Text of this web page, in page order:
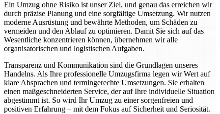
Ein Umzug ohne Risiko ist unser Ziel, und genau das erreichen wir
durch präzise Planung und eine sorgfältige Umsetzung. Wir nutzen
moderne Ausrüstung und bewährte Methoden, um Schäden zu
vermeiden und den Ablauf zu optimieren. Damit Sie sich auf das
Wesentliche konzentrieren können, übernehmen wir alle
organisatorischen und logistischen Aufgaben.
Transparenz und Kommunikation sind die Grundlagen unseres
Handelns. Als Ihre professionelle Umzugsfirma legen wir Wert auf
klare Absprachen und termingerechte Umsetzungen. Sie erhalten
einen maßgeschneiderten Service, der auf Ihre individuelle Situation
abgestimmt ist. So wird Ihr Umzug zu einer sorgenfreien und
positiven Erfahrung – mit dem Fokus auf Sicherheit und Seriosität.